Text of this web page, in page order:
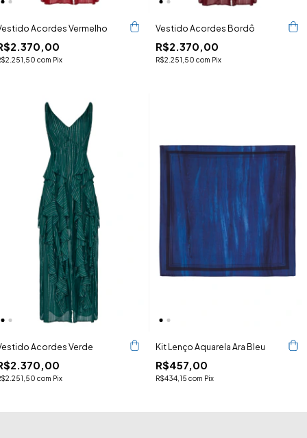
Acordes Vermelho
com Pix
Vestido Acordes Bordô
R$2.370,00
R$2.251,50 com Pix
Acordes Verde
com Pix
Kit Lenço Aquarela Ara Bleu
R$457,00
R$434,15 com Pix